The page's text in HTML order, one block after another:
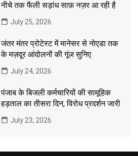
नीचे तक फैली सड़ांध साफ़ नज़र आ रही है
July 25, 2026
जंतर मंतर प्रोटेस्ट में मानेसर से नोएडा तक
के मज़दूर आंदोलनों की गूंज सुनिए
July 24, 2026
पंजाब के बिजली कर्मचारियों की सामूहिक
हड़ताल का तीसरा दिन, विरोध प्रदर्शन जारी
July 23, 2026